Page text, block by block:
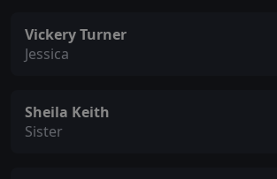
Vickery Turner
Jessica
Sheila Keith
Sister